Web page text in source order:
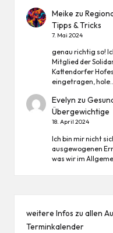
Meike zu
Tipps & Tricks
7. Mai 2024
genau richtig so!
Mitglied der
Kattendorfer
eingetragen,
Evelyn zu
Übergewichtige
18. April 2024
Ich bin mir nicht
ausgewogenen
was wir im
weitere Infos zu allen
Terminkalender